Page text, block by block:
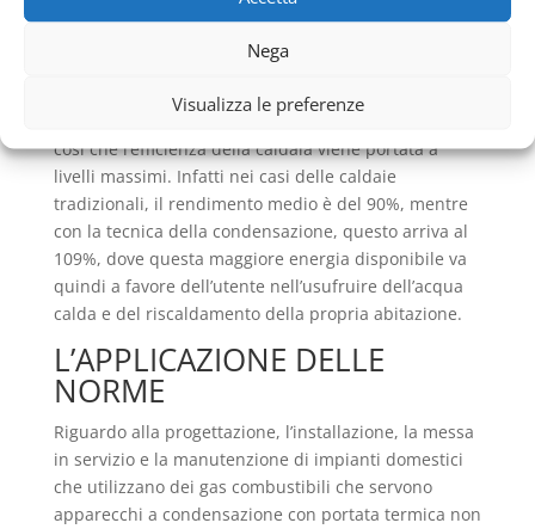
Nega
Visualizza le preferenze
di riscaldamento. Nel caso infatti delle caldaie a
condensazione che utilizzano il gas metano, il calore
latente che si recupera da quel procedimento
appena prima spiegato si attesta su valore dell’11%
così che l’efficienza della caldaia viene portata a
livelli massimi. Infatti nei casi delle caldaie
tradizionali, il rendimento medio è del 90%, mentre
con la tecnica della condensazione, questo arriva al
109%, dove questa maggiore energia disponibile va
quindi a favore dell’utente nell’usufruire dell’acqua
calda e del riscaldamento della propria abitazione.
L’APPLICAZIONE DELLE
NORME
Riguardo alla progettazione, l’installazione, la messa
in servizio e la manutenzione di impianti domestici
che utilizzano dei gas combustibili che servono
apparecchi a condensazione con portata termica non